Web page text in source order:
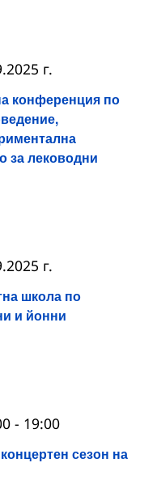
конференция по
за леководни
г.
школа по
и йонни
г.
сезон на
- 19:00